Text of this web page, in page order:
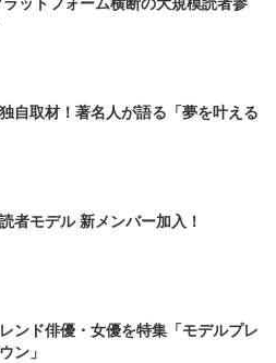
自取材！著名人が語る「夢を叶える
者モデル 新メンバー加入！
ンド俳優・女優を特集「モデルプレ
ン」